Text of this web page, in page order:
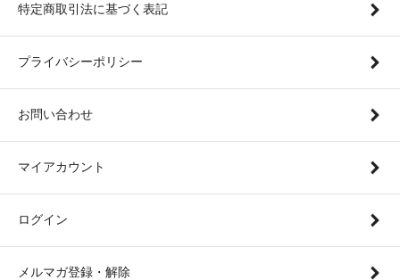
特定商取引法に基づく表記
プライバシーポリシー
お問い合わせ
マイアカウント
ログイン
メルマガ登録・解除